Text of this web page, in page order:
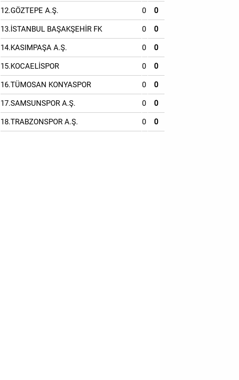
12.GÖZTEPE A.Ş. 0 0
13.İSTANBUL BAŞAKŞEHİR FK 0 0
14.KASIMPAŞA A.Ş. 0 0
15.KOCAELİSPOR 0 0
16.TÜMOSAN KONYASPOR 0 0
17.SAMSUNSPOR A.Ş. 0 0
18.TRABZONSPOR A.Ş. 0 0